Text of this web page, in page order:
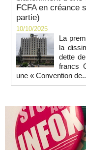
FCFA en créance
partie)
10/10/2025
La
la
dette
francs
une « Convention